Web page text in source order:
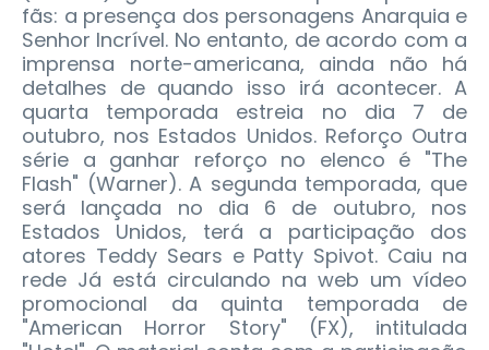
fãs: a presença dos personagens Anarquia e
Senhor Incrível. No entanto, de acordo com a
imprensa norte-americana, ainda não há
detalhes de quando isso irá acontecer. A
quarta temporada estreia no dia 7 de
outubro, nos Estados Unidos. Reforço Outra
série a ganhar reforço no elenco é "The
Flash" (Warner). A segunda temporada, que
será lançada no dia 6 de outubro, nos
Estados Unidos, terá a participação dos
atores Teddy Sears e Patty Spivot. Caiu na
rede Já está circulando na web um vídeo
promocional da quinta temporada de
"American Horror Story" (FX), intitulada